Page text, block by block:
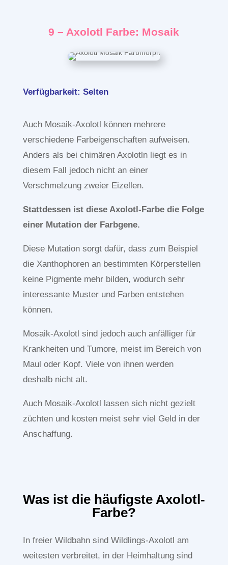
9 – Axolotl Farbe: Mosaik
Verfügbarkeit: Selten
Auch Mosaik-Axolotl können mehrere
verschiedene Farbeigenschaften aufweisen.
Anders als bei chimären Axolotln liegt es in
diesem Fall jedoch nicht an einer
Verschmelzung zweier Eizellen.
Stattdessen ist diese Axolotl-Farbe die Folge
einer Mutation der Farbgene.
Diese Mutation sorgt dafür, dass zum Beispiel
die Xanthophoren an bestimmten Körperstellen
keine Pigmente mehr bilden, wodurch sehr
interessante Muster und Farben entstehen
können.
Mosaik-Axolotl sind jedoch auch anfälliger für
Krankheiten und Tumore, meist im Bereich von
Maul oder Kopf. Viele von ihnen werden
deshalb nicht alt.
Auch Mosaik-Axolotl lassen sich nicht gezielt
züchten und kosten meist sehr viel Geld in der
Anschaffung.
Was ist die häufigste Axolotl-
Farbe?
In freier Wildbahn sind Wildlings-Axolotl am
weitesten verbreitet, in der Heimhaltung sind